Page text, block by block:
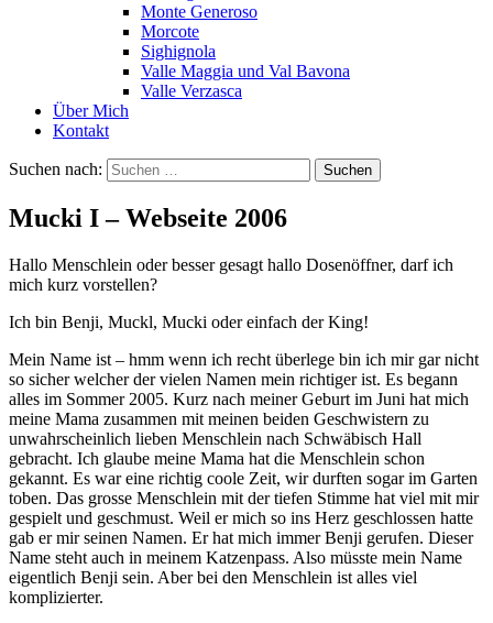
Monte Generoso
Morcote
Sighignola
Valle Maggia und Val Bavona
Valle Verzasca
Über Mich
Kontakt
Suchen nach:
Mucki I – Webseite 2006
Hallo Menschlein oder besser gesagt hallo Dosenöffner, darf ich
mich kurz vorstellen?
Ich bin Benji, Muckl, Mucki oder einfach der King!
Mein Name ist – hmm wenn ich recht überlege bin ich mir gar nicht
so sicher welcher der vielen Namen mein richtiger ist. Es begann
alles im Sommer 2005. Kurz nach meiner Geburt im Juni hat mich
meine Mama zusammen mit meinen beiden Geschwistern zu
unwahrscheinlich lieben Menschlein nach Schwäbisch Hall
gebracht. Ich glaube meine Mama hat die Menschlein schon
gekannt. Es war eine richtig coole Zeit, wir durften sogar im Garten
toben. Das grosse Menschlein mit der tiefen Stimme hat viel mit mir
gespielt und geschmust. Weil er mich so ins Herz geschlossen hatte
gab er mir seinen Namen. Er hat mich immer Benji gerufen. Dieser
Name steht auch in meinem Katzenpass. Also müsste mein Name
eigentlich Benji sein. Aber bei den Menschlein ist alles viel
komplizierter.